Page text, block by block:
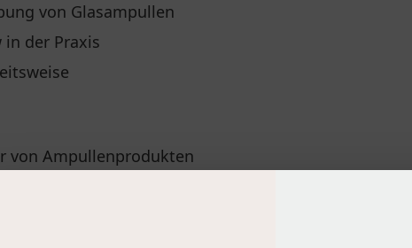
von Glasampullen
der Praxis
von Ampullenprodukten
Produkten